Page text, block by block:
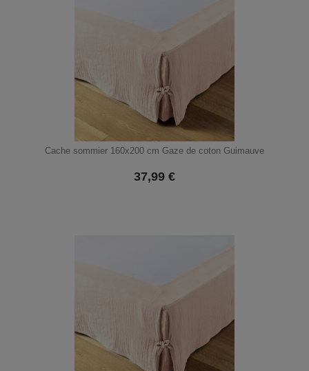
Cache sommier 160x200 cm Gaze de coton Guimauve
37,99 €